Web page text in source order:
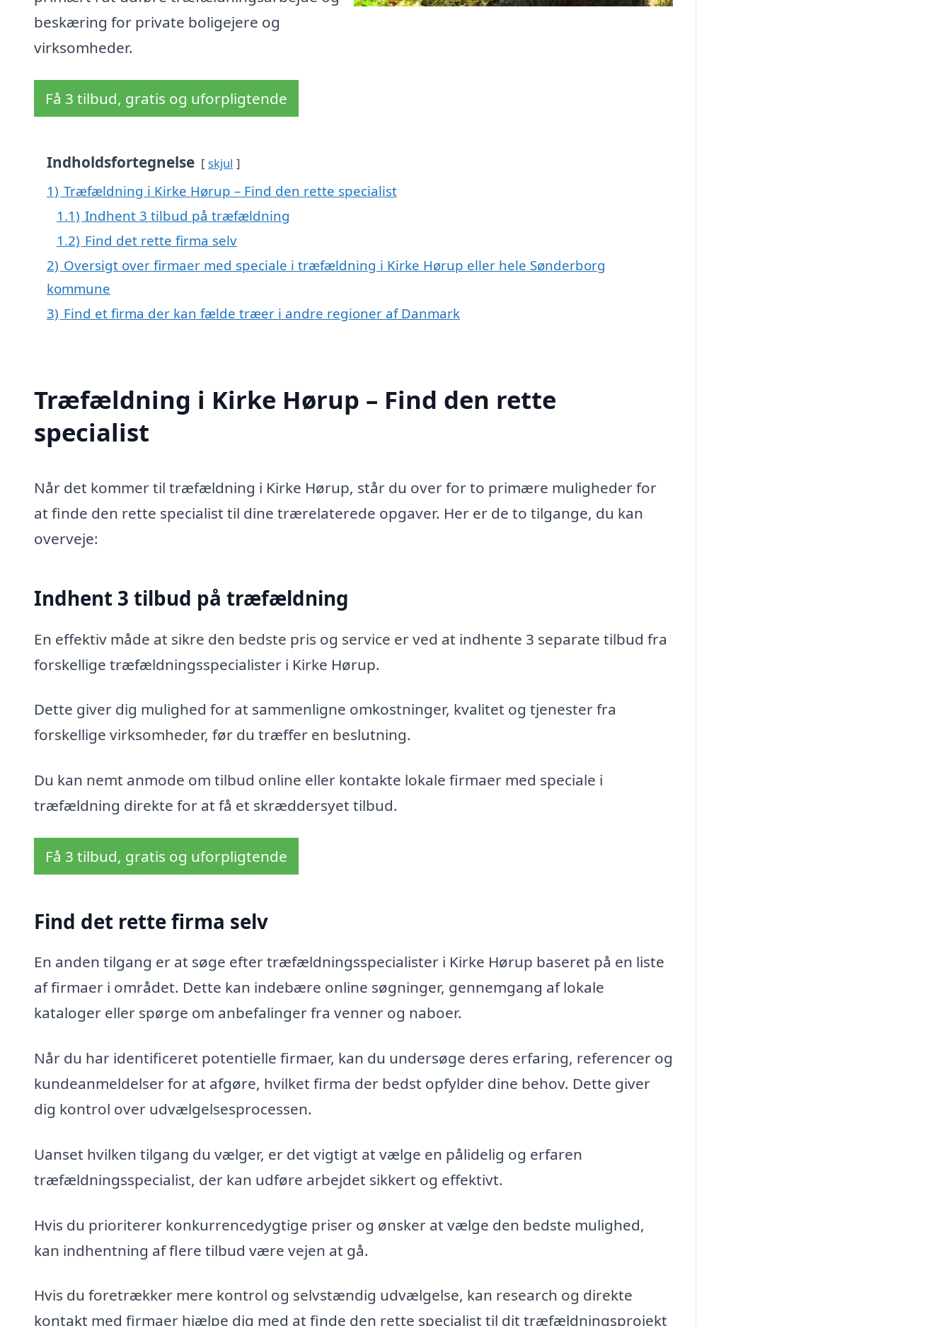
beskæring for private boligejere og
virksomheder.
Få 3 tilbud, gratis og uforpligtende
Indholdsfortegnelse skjul
1) Træfældning i Kirke Hørup – Find den rette specialist
1.1) Indhent 3 tilbud på træfældning
1.2) Find det rette firma selv
2) Oversigt over firmaer med speciale i træfældning i Kirke Hørup eller hele Sønderborg
kommune
3) Find et firma der kan fælde træer i andre regioner af Danmark
Træfældning i Kirke Hørup – Find den rette
specialist
Når det kommer til træfældning i Kirke Hørup, står du over for to primære muligheder for
at finde den rette specialist til dine trærelaterede opgaver. Her er de to tilgange, du kan
overveje:
Indhent 3 tilbud på træfældning
En effektiv måde at sikre den bedste pris og service er ved at indhente 3 separate tilbud fra
forskellige træfældningsspecialister i Kirke Hørup.
Dette giver dig mulighed for at sammenligne omkostninger, kvalitet og tjenester fra
forskellige virksomheder, før du træffer en beslutning.
Du kan nemt anmode om tilbud online eller kontakte lokale firmaer med speciale i
træfældning direkte for at få et skræddersyet tilbud.
Få 3 tilbud, gratis og uforpligtende
Find det rette firma selv
En anden tilgang er at søge efter træfældningsspecialister i Kirke Hørup baseret på en liste
af firmaer i området. Dette kan indebære online søgninger, gennemgang af lokale
kataloger eller spørge om anbefalinger fra venner og naboer.
Når du har identificeret potentielle firmaer, kan du undersøge deres erfaring, referencer og
kundeanmeldelser for at afgøre, hvilket firma der bedst opfylder dine behov. Dette giver
dig kontrol over udvælgelsesprocessen.
Uanset hvilken tilgang du vælger, er det vigtigt at vælge en pålidelig og erfaren
træfældningsspecialist, der kan udføre arbejdet sikkert og effektivt.
Hvis du prioriterer konkurrencedygtige priser og ønsker at vælge den bedste mulighed,
kan indhentning af flere tilbud være vejen at gå.
Hvis du foretrækker mere kontrol og selvstændig udvælgelse, kan research og direkte
kontakt med firmaer hjælpe dig med at finde den rette specialist til dit træfældningsprojekt